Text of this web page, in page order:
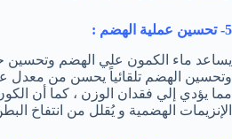
5- تحسين عملية الهضم :
يساعد ماء الكمون علي الهضم وتحسين
وتحسين الهضم تلقائياً يحسن من معدل
مما يؤدي إلي فقدان الوزن ، كما أن
الإنزيمات الهضمية و يُقلل من انتفاخ